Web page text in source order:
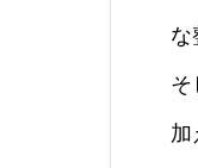
な
そ
加